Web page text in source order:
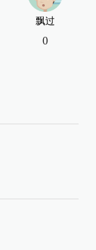
飘过
0